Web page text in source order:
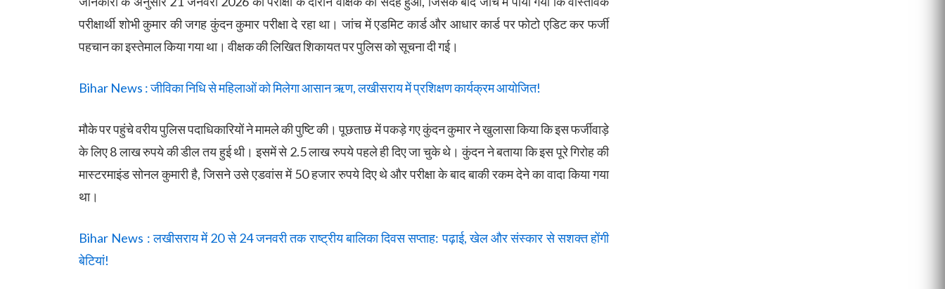
परीक्षार्थी शोभी कुमार की जगह कुंदन कुमार परीक्षा दे रहा था। जांच में एडमिट कार्ड और आधार कार्ड पर फोटो एडिट कर फर्जी
पहचान का इस्तेमाल किया गया था। वीक्षक की लिखित शिकायत पर पुलिस को सूचना दी गई।
Bihar News : जीविका निधि से महिलाओं को मिलेगा आसान ऋण, लखीसराय में प्रशिक्षण कार्यक्रम आयोजित!
मौके पर पहुंचे वरीय पुलिस पदाधिकारियों ने मामले की पुष्टि की। पूछताछ में पकड़े गए कुंदन कुमार ने खुलासा किया कि इस फर्जीवाड़े
के लिए 8 लाख रुपये की डील तय हुई थी। इसमें से 2.5 लाख रुपये पहले ही दिए जा चुके थे। कुंदन ने बताया कि इस पूरे गिरोह की
मास्टरमाइंड सोनल कुमारी है, जिसने उसे एडवांस में 50 हजार रुपये दिए थे और परीक्षा के बाद बाकी रकम देने का वादा किया गया
था।
Bihar News : लखीसराय में 20 से 24 जनवरी तक राष्ट्रीय बालिका दिवस सप्ताह: पढ़ाई, खेल और संस्कार से सशक्त होंगी
बेटियां!